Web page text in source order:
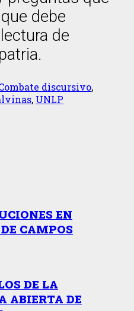
debe
de
discursivo,
, UNLP
EN
CAMPOS
DE LA
ABIERTA DE